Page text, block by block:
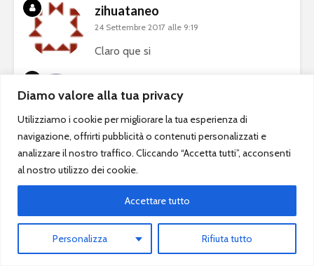
Diamo valore alla tua privacy
Utilizziamo i cookie per migliorare la tua esperienza di
navigazione, offrirti pubblicità o contenuti personalizzati e
analizzare il nostro traffico. Cliccando “Accetta tutti”, acconsenti
al nostro utilizzo dei cookie.
Personalizza Rifiuta tutto
Accettare tutto
zihuataneo
24 Settembre 2017 alle 9:19
Claro que si
24 Settembre 2017 alle 9:21
Si
valgiam
24 Settembre 2017 alle 9:51
Lo uso ogni volta che devo
Jerry